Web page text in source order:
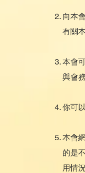
2. 向本
有關本
3. 本會
與會
4. 你可
5. 本會
的是不
用情況